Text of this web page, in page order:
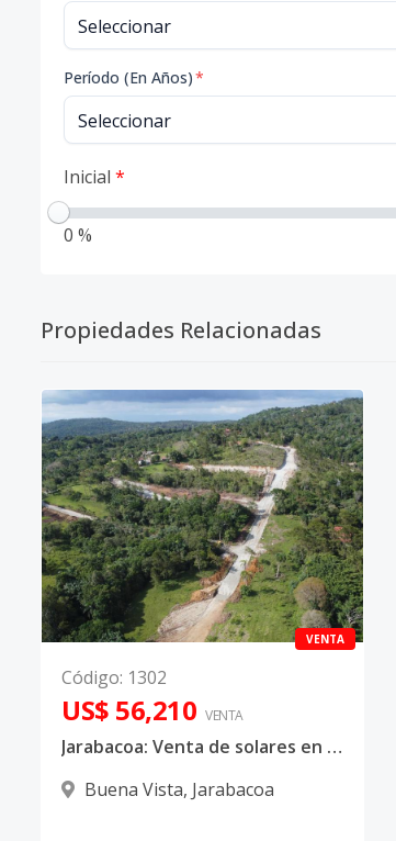
Período (En Años)*
Inicial *
0 %
Propiedades Relacionadas
VENTA
Código: 1302
US$ 56,210 VENTA
Jarabacoa: Venta de solares en complejo con casa club, Villas Las Marias
Buena Vista, Jarabacoa